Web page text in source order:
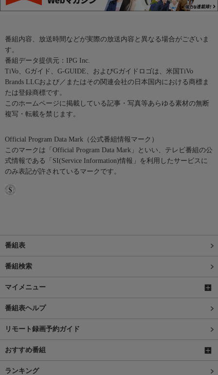
番組内容、放送時間などが実際の放送内容と異なる場合がございま
す。
番組データ提供元：IPG Inc.
TiVo、Gガイド、G-GUIDE、およびGガイドロゴは、米国TiVo
Brands LLCおよび／またはその関連会社の日本国内における商標ま
たは登録商標です。
このホームページに掲載している記事・写真等あらゆる素材の無断
複写・転載を禁じます。
Official Program Data Mark（公式番組情報マーク）
このマークは「Official Program Data Mark」といい、テレビ番組の公
式情報である「SI(Service Information)情報」を利用したサービスに
のみ表記が許されているマークです。
番組表
番組検索
マイメニュー
番組表ヘルプ
リモート録画予約ガイド
おすすめ番組
ランキング